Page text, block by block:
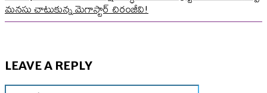
మనసు చాటుకున్న మెగాస్టార్ చిరంజీవి!
LEAVE A REPLY